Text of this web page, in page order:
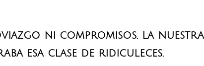
ni compromisos. La
esa clase de ridiculeces.